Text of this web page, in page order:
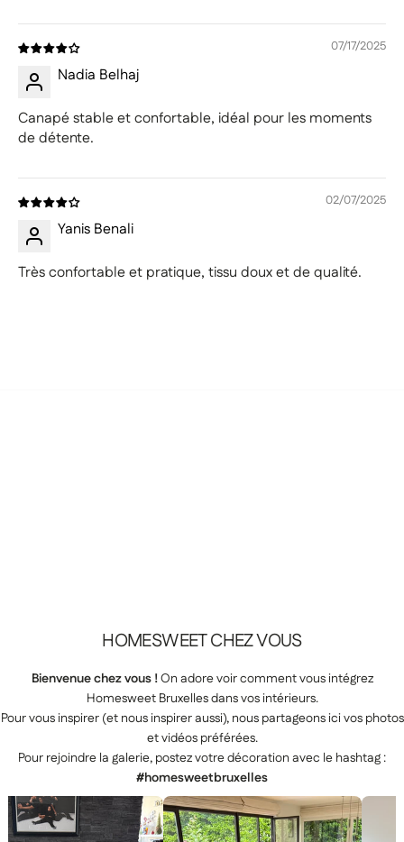
07/17/2025
Nadia Belhaj
Canapé stable et confortable, idéal pour les moments
de détente.
02/07/2025
Yanis Benali
Très confortable et pratique, tissu doux et de qualité.
HOMESWEETCHEZVOUS
Bienvenue chez vous !On adore voir comment vous intégrez
Homesweet Bruxelles dans vos intérieurs.
Pour vous inspirer (et nous inspirer aussi), nous partageons ici vos photos
et vidéos préférées.
Pour rejoindre la galerie, postez votre décoration avec le hashtag :
#homesweetbruxelles